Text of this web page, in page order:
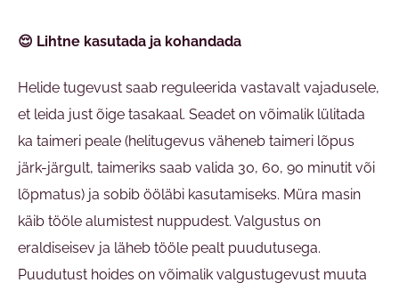
😌 Lihtne kasutada ja kohandada
Helide tugevust saab reguleerida vastavalt vajadusele,
et leida just õige tasakaal. Seadet on võimalik lülitada
ka taimeri peale (helitugevus väheneb taimeri lõpus
järk-järgult, taimeriks saab valida 30, 60, 90 minutit või
lõpmatus) ja sobib ööläbi kasutamiseks. Müra masin
käib tööle alumistest nuppudest. Valgustus on
eraldiseisev ja läheb tööle pealt puudutusega.
Puudutust hoides on võimalik valgustugevust muuta